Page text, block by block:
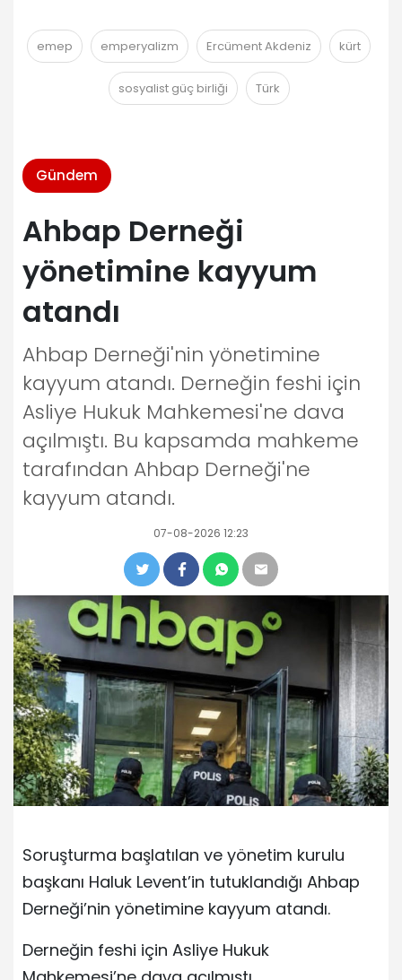
emep emperyalizm Ercüment Akdeniz kürt
sosyalist güç birliği Türk
Gündem
Ahbap Derneği
yönetimine kayyum
atandı
Ahbap Derneği'nin yönetimine
kayyum atandı. Derneğin feshi için
Asliye Hukuk Mahkemesi'ne dava
açılmıştı. Bu kapsamda mahkeme
tarafından Ahbap Derneği'ne
kayyum atandı.
07-08-2026 12:23
Soruşturma başlatılan ve yönetim kurulu
başkanı Haluk Levent’in tutuklandığı Ahbap
Derneği’nin yönetimine kayyum atandı.
Derneğin feshi için Asliye Hukuk